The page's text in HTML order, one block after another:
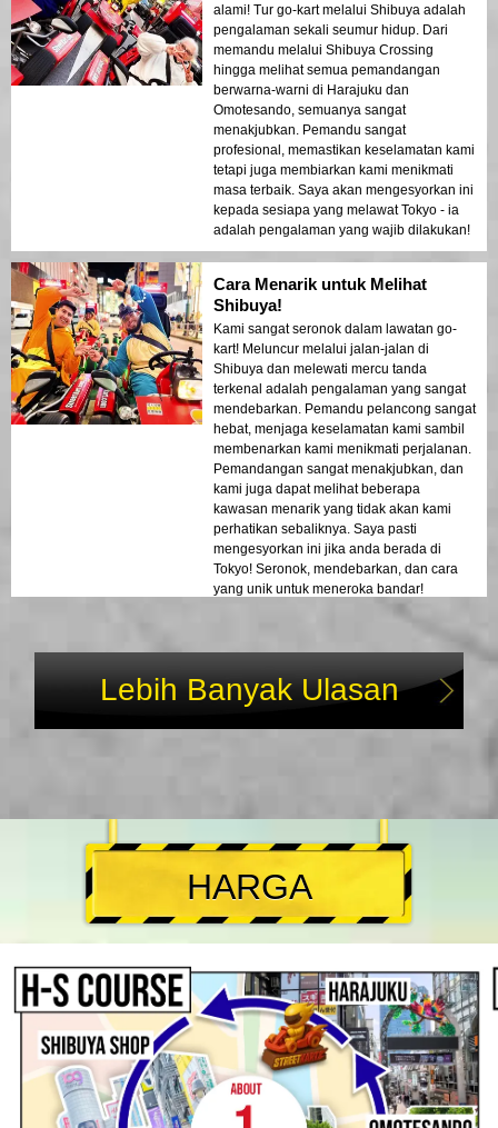
alami! Tur go-kart melalui Shibuya adalah
pengalaman sekali seumur hidup. Dari
memandu melalui Shibuya Crossing
hingga melihat semua pemandangan
berwarna-warni di Harajuku dan
Omotesando, semuanya sangat
menakjubkan. Pemandu sangat
profesional, memastikan keselamatan kami
tetapi juga membiarkan kami menikmati
masa terbaik. Saya akan mengesyorkan ini
kepada sesiapa yang melawat Tokyo - ia
adalah pengalaman yang wajib dilakukan!
Cara Menarik untuk Melihat
Shibuya!
Kami sangat seronok dalam lawatan go-
kart! Meluncur melalui jalan-jalan di
Shibuya dan melewati mercu tanda
terkenal adalah pengalaman yang sangat
mendebarkan. Pemandu pelancong sangat
hebat, menjaga keselamatan kami sambil
membenarkan kami menikmati perjalanan.
Pemandangan sangat menakjubkan, dan
kami juga dapat melihat beberapa
kawasan menarik yang tidak akan kami
perhatikan sebaliknya. Saya pasti
mengesyorkan ini jika anda berada di
Tokyo! Seronok, mendebarkan, dan cara
yang unik untuk meneroka bandar!
Lebih Banyak Ulasan
HARGA